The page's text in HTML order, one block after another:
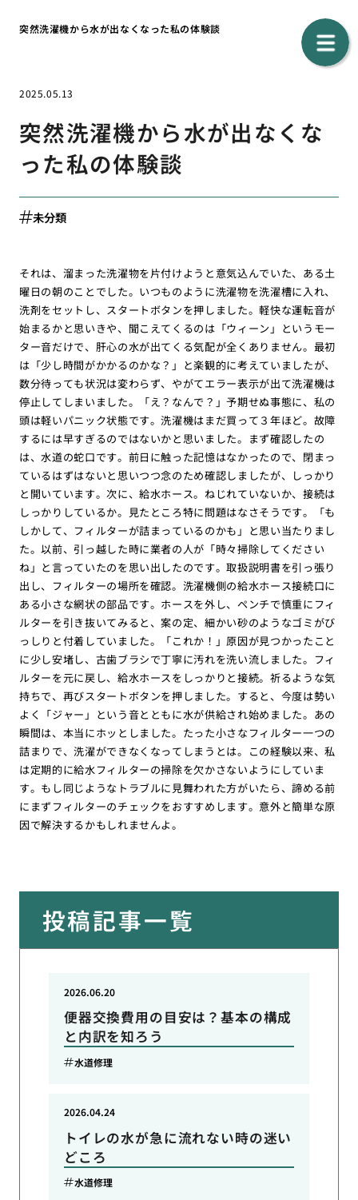
突然洗濯機から水が出なくなった私の体験談
2025.05.13
突然洗濯機から水が出なくな
った私の体験談
未分類
それは、溜まった洗濯物を片付けようと意気込んでいた、ある土
曜日の朝のことでした。いつものように洗濯物を洗濯槽に入れ、
洗剤をセットし、スタートボタンを押しました。軽快な運転音が
始まるかと思いきや、聞こえてくるのは「ウィーン」というモー
ター音だけで、肝心の水が出てくる気配が全くありません。最初
は「少し時間がかかるのかな？」と楽観的に考えていましたが、
数分待っても状況は変わらず、やがてエラー表示が出て洗濯機は
停止してしまいました。「え？なんで？」予期せぬ事態に、私の
頭は軽いパニック状態です。洗濯機はまだ買って３年ほど。故障
するには早すぎるのではないかと思いました。まず確認したの
は、水道の蛇口です。前日に触った記憶はなかったので、閉まっ
ているはずはないと思いつつ念のため確認しましたが、しっかり
と開いています。次に、給水ホース。ねじれていないか、接続は
しっかりしているか。見たところ特に問題はなさそうです。「も
しかして、フィルターが詰まっているのかも」と思い当たりまし
た。以前、引っ越した時に業者の人が「時々掃除してください
ね」と言っていたのを思い出したのです。取扱説明書を引っ張り
出し、フィルターの場所を確認。洗濯機側の給水ホース接続口に
ある小さな網状の部品です。ホースを外し、ペンチで慎重にフィ
ルターを引き抜いてみると、案の定、細かい砂のようなゴミがび
っしりと付着していました。「これか！」原因が見つかったこと
に少し安堵し、古歯ブラシで丁寧に汚れを洗い流しました。フィ
ルターを元に戻し、給水ホースをしっかりと接続。祈るような気
持ちで、再びスタートボタンを押しました。すると、今度は勢い
よく「ジャー」という音とともに水が供給され始めました。あの
瞬間は、本当にホッとしました。たった小さなフィルター一つの
詰まりで、洗濯ができなくなってしまうとは。この経験以来、私
は定期的に給水フィルターの掃除を欠かさないようにしていま
す。もし同じようなトラブルに見舞われた方がいたら、諦める前
にまずフィルターのチェックをおすすめします。意外と簡単な原
因で解決するかもしれませんよ。
投稿記事一覧
便器交換費用の目安は？基本の構成
と内訳を知ろう
2026.06.20
水道修理
トイレの水が急に流れない時の迷い
どころ
2026.04.24
水道修理